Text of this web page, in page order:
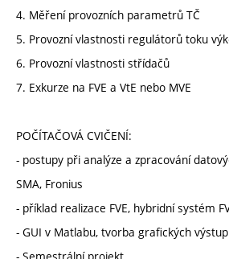
4. Měření provozních parametrů TČ
5. Provozní vlastnosti regulátorů toku
6. Provozní vlastnosti střídačů
7. Exkurze na FVE a VtE nebo MVE
POČÍTAČOVÁ CVIČENÍ:
- postupy při analýze a zpracování
SMA, Fronius
- příklad realizace FVE, hybridní systém
- GUI v Matlabu, tvorba grafických